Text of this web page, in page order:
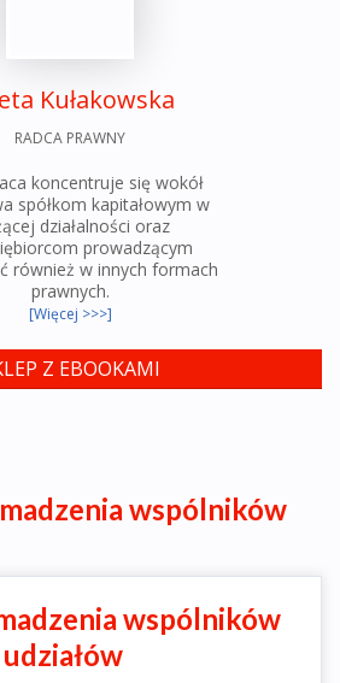
Kułakowska
RADCA PRAWNY
koncentruje się wokół
spółkom kapitałowym w
działalności oraz
prowadzącym
również w innych formach
prawnych.
[Więcej >>>]
Z EBOOKAMI
wspólników
wspólników